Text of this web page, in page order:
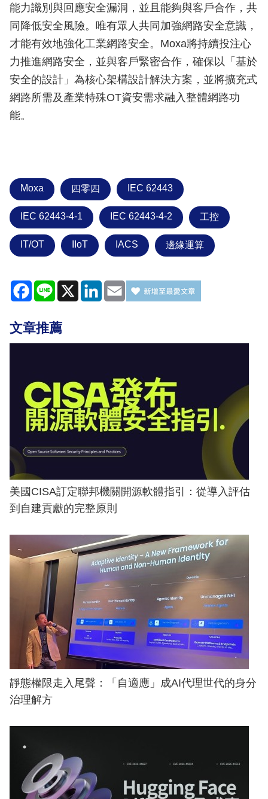
能力識別與回應安全漏洞，並且能夠與客戶合作，共
同降低安全風險。唯有眾人共同加強網路安全意識，
才能有效地強化工業網路安全。Moxa將持續投注心
力推進網路安全，並與客戶緊密合作，確保以「基於
安全的設計」為核心架構設計解決方案，並將擴充式
網路所需及產業特殊OT資安需求融入整體網路功
能。
Moxa 四零四 IEC 62443
IEC 62443-4-1 IEC 62443-4-2 工控
IT/OT IIoT IACS 邊緣運算
Facebook
Line X LinkedIn
Email
文章推薦
美國CISA訂定聯邦機關開源軟體指引：從導入評估
到自建貢獻的完整原則
靜態權限走入尾聲：「自適應」成AI代理世代的身分
治理解方